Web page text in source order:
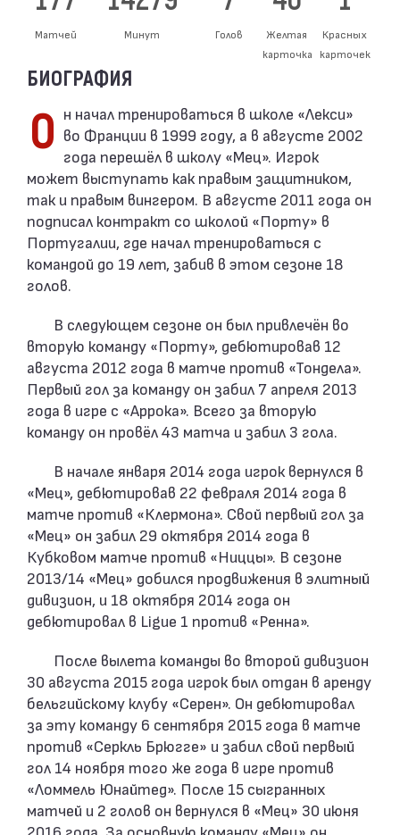
Матчей Минут Голов
Желтая
карточка
Красных
карточек
БИОГРАФИЯ
Он начал тренироваться в школе «Лекси» во Франции в 1999 году, а в августе 2002
года перешёл в школу «Мец». Игрок
может выступать как правым защитником,
так и правым вингером. В августе 2011 года он
подписал контракт со школой «Порту» в
Португалии, где начал тренироваться с
командой до 19 лет, забив в этом сезоне 18
голов.
В следующем сезоне он был привлечён во
вторую команду «Порту», дебютировав 12
августа 2012 года в матче против «Тондела».
Первый гол за команду он забил 7 апреля 2013
года в игре с «Аррока». Всего за вторую
команду он провёл 43 матча и забил 3 гола.
В начале января 2014 года игрок вернулся в
«Мец», дебютировав 22 февраля 2014 года в
матче против «Клермона». Свой первый гол за
«Мец» он забил 29 октября 2014 года в
Кубковом матче против «Ниццы». В сезоне
2013/14 «Мец» добился продвижения в элитный
дивизион, и 18 октября 2014 года он
дебютировал в Ligue 1 против «Ренна».
После вылета команды во второй дивизион
30 августа 2015 года игрок был отдан в аренду
бельгийскому клубу «Серен». Он дебютировал
за эту команду 6 сентября 2015 года в матче
против «Серкль Брюгге» и забил свой первый
гол 14 ноября того же года в игре против
«Ломмель Юнайтед». После 15 сыгранных
матчей и 2 голов он вернулся в «Мец» 30 июня
2016 года. За основную команду «Мец» он